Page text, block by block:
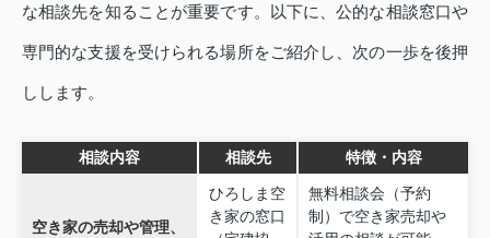
な相談先を知ることが重要です。以下に、公的な相談窓口や
専門的な支援を受けられる場所をご紹介し、次の一歩を後押
しします。
相談内容 相談先 特徴・内容
空き家の売却や管理、
ひろしま空
き家の窓口
無料相談会（予約
制）で空き家売却や